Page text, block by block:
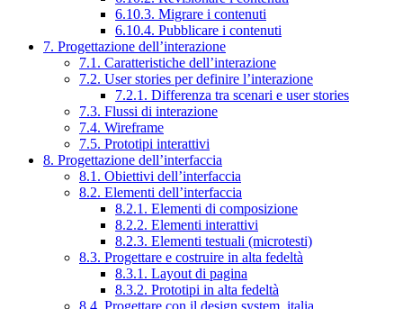
6.10.3. Migrare i contenuti
6.10.4. Pubblicare i contenuti
7. Progettazione dell’interazione
7.1. Caratteristiche dell’interazione
7.2. User stories per definire l’interazione
7.2.1. Differenza tra scenari e user stories
7.3. Flussi di interazione
7.4. Wireframe
7.5. Prototipi interattivi
8. Progettazione dell’interfaccia
8.1. Obiettivi dell’interfaccia
8.2. Elementi dell’interfaccia
8.2.1. Elementi di composizione
8.2.2. Elementi interattivi
8.2.3. Elementi testuali (microtesti)
8.3. Progettare e costruire in alta fedeltà
8.3.1. Layout di pagina
8.3.2. Prototipi in alta fedeltà
8.4. Progettare con il design system .italia